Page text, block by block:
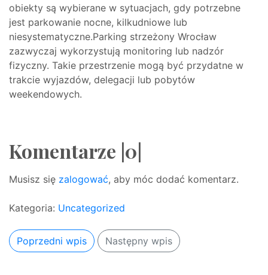
obiekty są wybierane w sytuacjach, gdy potrzebne
jest parkowanie nocne, kilkudniowe lub
niesystematyczne.Parking strzeżony Wrocław
zazwyczaj wykorzystują monitoring lub nadzór
fizyczny. Takie przestrzenie mogą być przydatne w
trakcie wyjazdów, delegacji lub pobytów
weekendowych.
Komentarze |0|
Musisz się zalogować, aby móc dodać komentarz.
Kategoria: Uncategorized
Poprzedni wpis Następny wpis